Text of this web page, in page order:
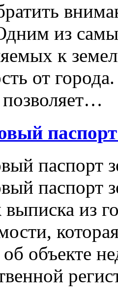
из
к
от
паспорт
паспорт
из
об объекте